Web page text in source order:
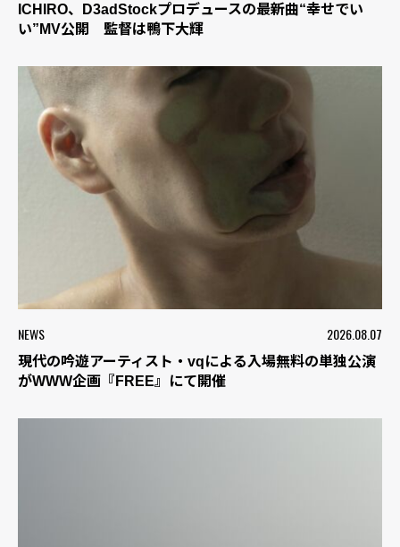
ICHIRO、D3adStockプロデュースの最新曲“幸せでい
い”MV公開 監督は鴨下大輝
NEWS 2026.08.07
現代の吟遊アーティスト・vqによる入場無料の単独公演
がWWW企画『FREE』にて開催